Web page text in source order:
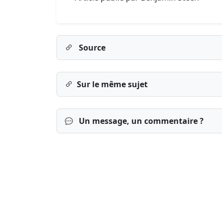
Source
Sur le même sujet
Un message, un commentaire ?